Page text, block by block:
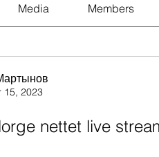
Media Members
15, 2023
nettet live